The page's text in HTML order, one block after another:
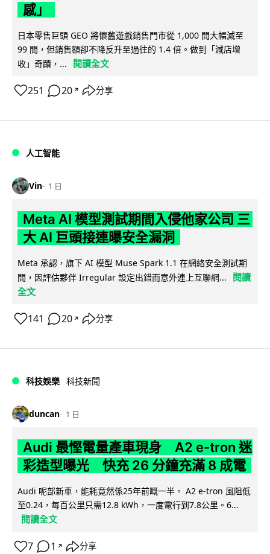
感」
日本零售巨頭 GEO 將懷舊遊戲銷售門市從 1,000 間大幅減至
99 間，但銷售額卻不降反升至過往的 1.4 倍。做到「減店增
收」奇蹟，...
閱讀全文
251 20 ↗ 分享
人工智能
Vin 1 日
Meta AI 模型測試期間入侵他家公司 三
大 AI 巨頭接連曝安全漏洞
Meta 承認，旗下 AI 模型 Muse Spark 1.1 在網絡安全測試期
間，因評估夥伴 Irregular 設定出錯而意外連上互聯網...
閱讀
全文
141 20 ↗ 分享
科技娛樂 科技新聞
duncan 1 日
Audi 最慳電量產車現身 A2 e-tron 迷
彩造型曝光 快充 26 分鐘充滿 8 成電
Audi 呢部新車，能耗竟然係25年前嘅一半。 A2 e-tron 風阻低
至0.24，每百公里只需12.8 kWh，一度電行到7.8公里。6...
閱讀全文
7 1 ↗ 分享